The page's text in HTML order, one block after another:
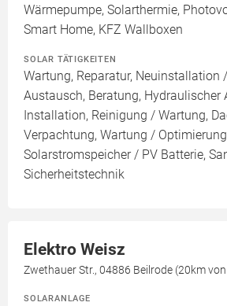
Wärmepumpe, Solarthermie,
Smart Home, KFZ Wallboxen
SOLAR TÄTIGKEITEN
Wartung, Reparatur, Neuinstallation
Austausch, Beratung, Hydraulischer
Installation, Reinigung / Wartung,
Verpachtung, Wartung /
Solarstromspeicher / PV Batterie,
Sicherheitstechnik
Elektro Weisz
Zwethauer Str., 04886 Beilrode (20km
SOLARANLAGE